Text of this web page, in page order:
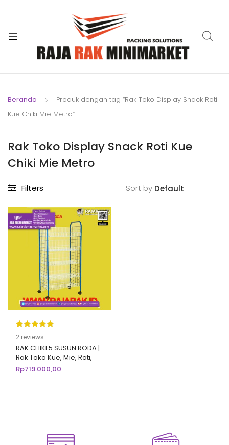
Beranda
Produk dengan tag “Rak Toko Display Snack Roti
Kue Chiki Mie Metro”
Rak Toko Display Snack Roti Kue
Chiki Mie Metro
Filters Sort by
Peringkat
5.00 dari 5
berdasarka
n
2
penilaian
2 reviews
RAK CHIKI 5 SUSUN RODA |
Rak Toko Kue, Mie, Roti,
Snack, Chiki
Rp719.000,00